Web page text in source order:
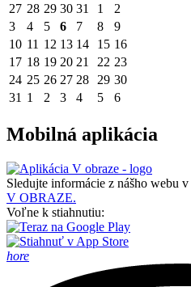
27 28 29 30 31 1
2
3
4 5 6 7 8
9
10 11 12 13 14 15 16
17 18 19 20 21 22 23
24 25 26 27 28 29 30
31 1 2 3 4 5 6
Mobilná aplikácia
Sledujte informácie z nášho webu v
V OBRAZE.
Voľne k stiahnutiu:
hore